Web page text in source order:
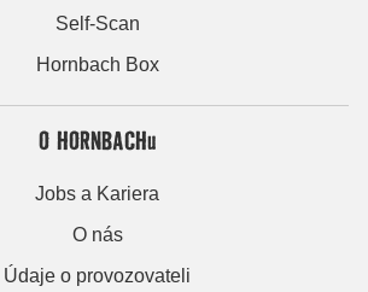
Self-Scan
Hornbach Box
O HORNBACHu
Jobs a Kariera
O nás
Údaje o provozovateli